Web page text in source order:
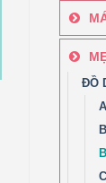
ĐỒ